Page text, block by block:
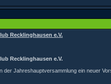
Recklinghausen e.V.
Recklinghausen e.V.
der Jahreshauptversammlung ein neuer